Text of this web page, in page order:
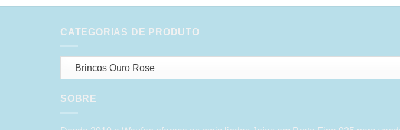
CATEGORIAS DE PRODUTO
Brincos Ouro Rose
SOBRE